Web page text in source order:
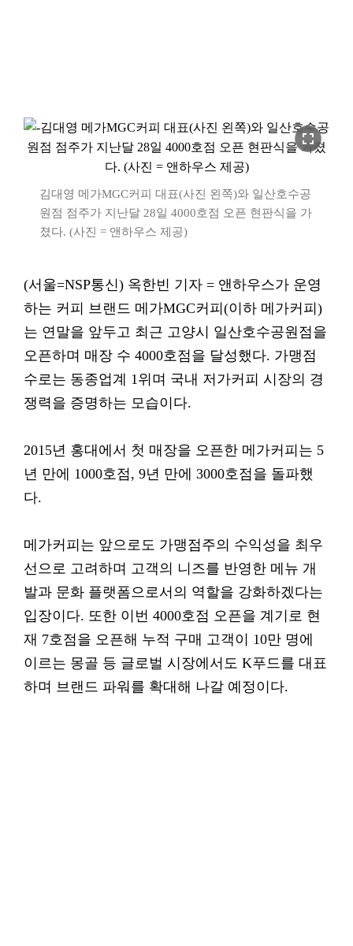
fullscreen
김대영 메가MGC커피 대표(사진 왼쪽)와 일산호수공
원점 점주가 지난달 28일 4000호점 오픈 현판식을 가
졌다. (사진 = 앤하우스 제공)
(서울=NSP통신) 옥한빈 기자 = 앤하우스가 운영
하는 커피 브랜드 메가MGC커피(이하 메가커피)
는 연말을 앞두고 최근 고양시 일산호수공원점을
오픈하며 매장 수 4000호점을 달성했다. 가맹점
수로는 동종업계 1위며 국내 저가커피 시장의 경
쟁력을 증명하는 모습이다.
2015년 홍대에서 첫 매장을 오픈한 메가커피는 5
년 만에 1000호점, 9년 만에 3000호점을 돌파했
다.
메가커피는 앞으로도 가맹점주의 수익성을 최우
선으로 고려하며 고객의 니즈를 반영한 메뉴 개
발과 문화 플랫폼으로서의 역할을 강화하겠다는
입장이다. 또한 이번 4000호점 오픈을 계기로 현
재 7호점을 오픈해 누적 구매 고객이 10만 명에
이르는 몽골 등 글로벌 시장에서도 K푸드를 대표
하며 브랜드 파워를 확대해 나갈 예정이다.